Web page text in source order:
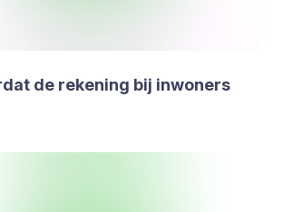
de reke­ning bij inwo­ners